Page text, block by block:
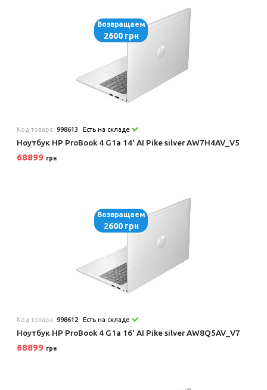
Возвращаем
2600 грн
Код товара:998613 Есть на складе
Ноутбук HP ProBook 4 G1a 14' AI Pike silver AW7H4AV_V5
68899 грн
Возвращаем
2600 грн
Код товара:998612 Есть на складе
Ноутбук HP ProBook 4 G1a 16' AI Pike silver AW8Q5AV_V7
68899 грн